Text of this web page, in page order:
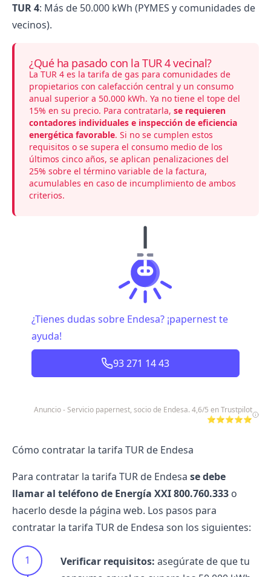
TUR 4: Más de 50.000 kWh (PYMES y comunidades de
vecinos).
¿Qué ha pasado con la TUR 4 vecinal?
La TUR 4 es la tarifa de gas para comunidades de
propietarios con calefacción central y un consumo
anual superior a 50.000 kWh. Ya no tiene el tope del
15% en su precio. Para contratarla, se requieren
contadores individuales e inspección de eficiencia
energética favorable. Si no se cumplen estos
requisitos o se supera el consumo medio de los
últimos cinco años, se aplican penalizaciones del
25% sobre el término variable de la factura,
acumulables en caso de incumplimiento de ambos
criterios.
¿Tienes dudas sobre Endesa? ¡papernest te
ayuda!
93 271 14 43
Anuncio - Servicio papernest, socio de Endesa. 4,6/5 en Trustpilot
⭐⭐⭐⭐⭐
Cómo contratar la tarifa TUR de Endesa
Para contratar la tarifa TUR de Endesa se debe
llamar al teléfono de Energía XXI800.760.333 o
hacerlo desde la página web. Los pasos para
contratar la tarifa TUR de Endesa son los siguientes:
Verificar requisitos: asegúrate de que tu